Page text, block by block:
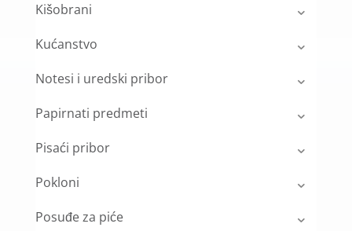
Kišobrani
Kućanstvo
Notesi i uredski pribor
Papirnati predmeti
Pisaći pribor
Pokloni
Posuđe za piće